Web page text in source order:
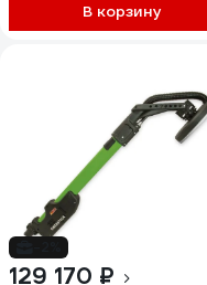
В корзину
129 170 ₽